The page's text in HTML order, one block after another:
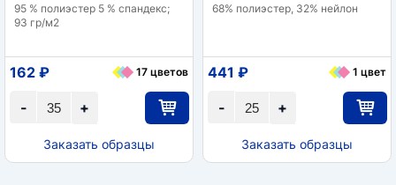
95 % полиэстер 5 % спандекс;
93 гр/м2
+
-
162 ₽ 17 цветов
Заказать образцы
68% полиэстер, 32% нейлон
+
-
441 ₽ 1 цвет
Заказать образцы